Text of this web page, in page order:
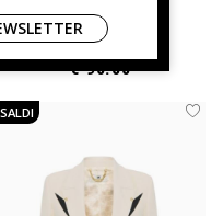
€ 90.00
SALDI